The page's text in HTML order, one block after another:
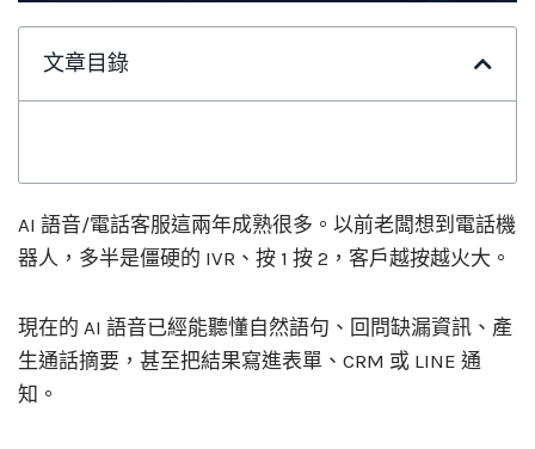
文章目錄
AI 語音/電話客服這兩年成熟很多。以前老闆想到電話機
器人，多半是僵硬的 IVR、按 1 按 2，客戶越按越火大。
現在的 AI 語音已經能聽懂自然語句、回問缺漏資訊、產
生通話摘要，甚至把結果寫進表單、CRM 或 LINE 通
知。